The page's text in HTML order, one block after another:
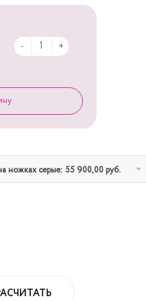
ножках серые: 55 900,00 руб.
- +